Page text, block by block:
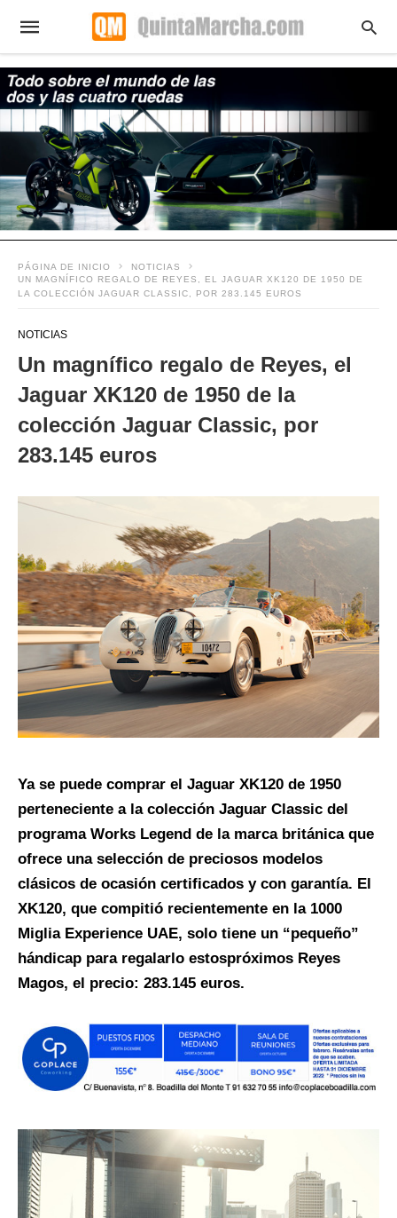
PÁGINA DE INICIO
NOTICIAS
UN MAGNÍFICO REGALO DE REYES, EL JAGUAR XK120 DE 1950 DE
LA COLECCIÓN JAGUAR CLASSIC, POR 283.145 EUROS
NOTICIAS
Un magnífico regalo de Reyes, el
Jaguar XK120 de 1950 de la
colección Jaguar Classic, por
283.145 euros
Ya se puede comprar el Jaguar XK120 de 1950
perteneciente a la colección Jaguar Classic del
programa Works Legend de la marca británica que
ofrece una selección de preciosos modelos
clásicos de ocasión certificados y con garantía. El
XK120, que compitió recientemente en la 1000
MigliaExperience UAE, solo tiene un “pequeño”
hándicap para regalarlo estospróximos Reyes
Magos, el precio: 283.145 euros.